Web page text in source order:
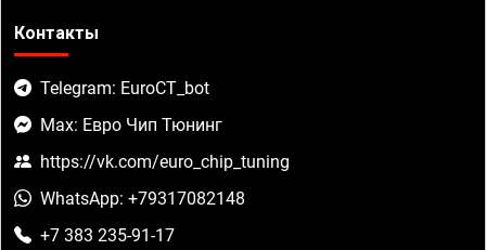
Контакты
Telegram: EuroCT_bot
Max: Евро Чип Тюнинг
https://vk.com/euro_chip_tuning
WhatsApp: +79317082148
+7 383 235-91-17